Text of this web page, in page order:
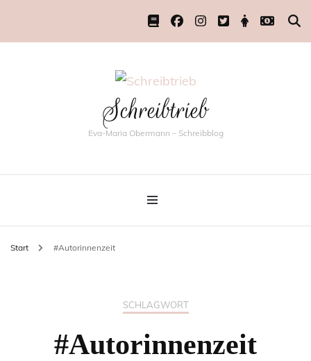
Schreibtrieb
Eva-Maria Obermann – Schreibblog
Start #Autorinnenzeit
SCHLAGWORT
#Autorinnenzeit